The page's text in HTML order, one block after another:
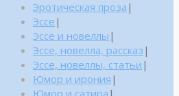
Эротическая проза |
Эссе |
Эссе и новеллы |
Эссе, новелла, рассказ |
Эссе, новеллы, статьи |
Юмор и ирония |
Юмор и сатира |